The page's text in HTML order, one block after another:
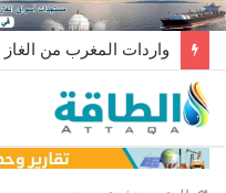
واردات المغرب من الغاز ترتفع 15% في